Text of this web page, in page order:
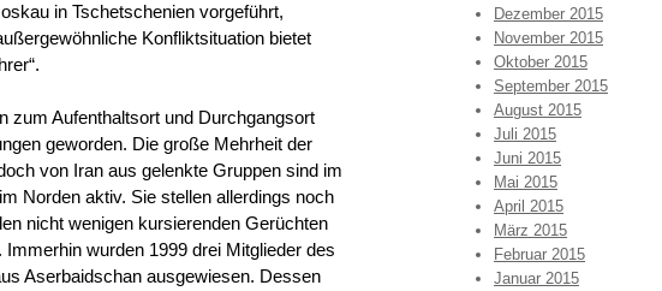
in Tschetschenien vorgeführt,
Konfliktsituation bietet
zum Aufenthaltsort und Durchgangsort
geworden. Die große Mehrheit der
von Iran aus gelenkte Gruppen sind im
Norden aktiv. Sie stellen allerdings noch
nicht wenigen kursierenden Gerüchten
wurden 1999 drei Mitglieder des
Aserbaidschan ausgewiesen. Dessen
Dezember 2015
November 2015
Oktober 2015
September 2015
August 2015
Juli 2015
Juni 2015
Mai 2015
April 2015
März 2015
Februar 2015
Januar 2015